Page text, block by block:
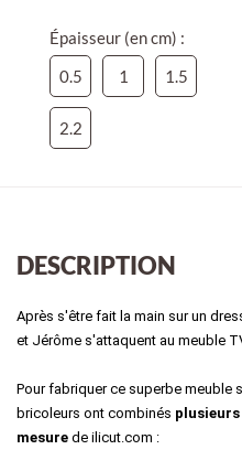
Épaisseur (en cm) :
0.5
1 1.5
2.2
DESCRIPTION
Après s'être fait la main sur un
et Jérôme s'attaquent au meuble
Pour fabriquer ce superbe meuble
bricoleurs ont combinés plusieurs
mesure de ilicut.com :